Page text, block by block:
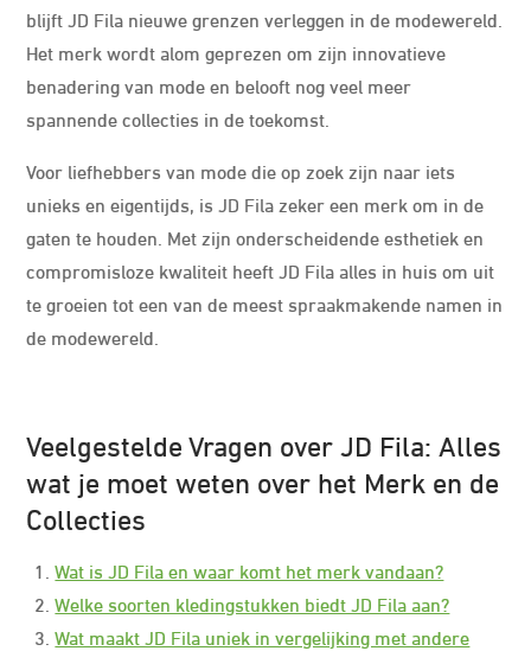
blijft JD Fila nieuwe grenzen verleggen in de modewereld.
Het merk wordt alom geprezen om zijn innovatieve
benadering van mode en belooft nog veel meer
spannende collecties in de toekomst.
Voor liefhebbers van mode die op zoek zijn naar iets
unieks en eigentijds, is JD Fila zeker een merk om in de
gaten te houden. Met zijn onderscheidende esthetiek en
compromisloze kwaliteit heeft JD Fila alles in huis om uit
te groeien tot een van de meest spraakmakende namen in
de modewereld.
Veelgestelde Vragen over JD Fila: Alles
wat je moet weten over het Merk en de
Collecties
Wat is JD Fila en waar komt het merk vandaan?
Welke soorten kledingstukken biedt JD Fila aan?
Wat maakt JD Fila uniek in vergelijking met andere